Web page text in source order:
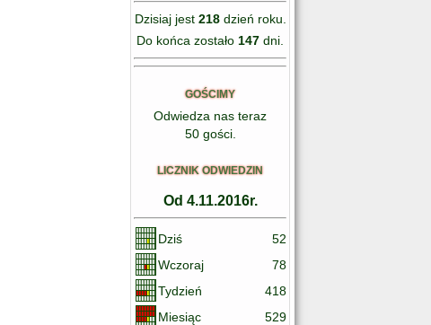
Dzisiaj jest 218dzień roku.
Do końca zostało 147 dni.
GOŚCIMY
Odwiedza nas teraz
50 gości.
LICZNIK ODWIEDZIN
Od 4.11.2016r.
Dziś
52
Wczoraj
78
Tydzień
418
Miesiąc
529